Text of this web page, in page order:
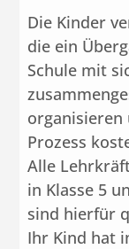
Die Kinder
die ein
Schule mit
organisieren
Prozess
Alle
in Klasse 5
sind hierfür
Ihr Kind hat